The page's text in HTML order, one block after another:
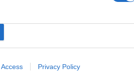
Privacy Policy